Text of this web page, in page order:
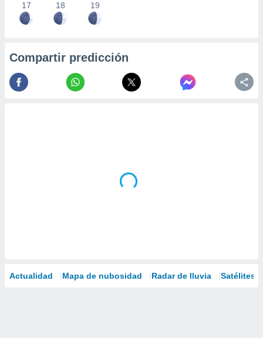
17 18 19
Compartir predicción
Actualidad Mapa de nubosidad Radar de lluvia Satélites